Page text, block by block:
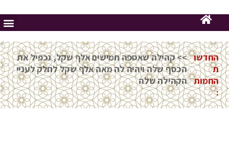
החדשו
ת
החמות
:
>> קהילה שאספה חמישים אלף שקל, נכפיל את
הכסף שלה ויהיה לה מאה אלף שקל לחלק לעניי
הקהילה שלה